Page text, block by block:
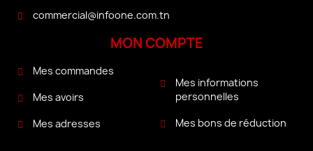
commercial@infoone.com.tn
MON COMPTE
Mes commandes
Mes avoirs
Mes adresses
Mes informations
personnelles
Mes bons de réduction